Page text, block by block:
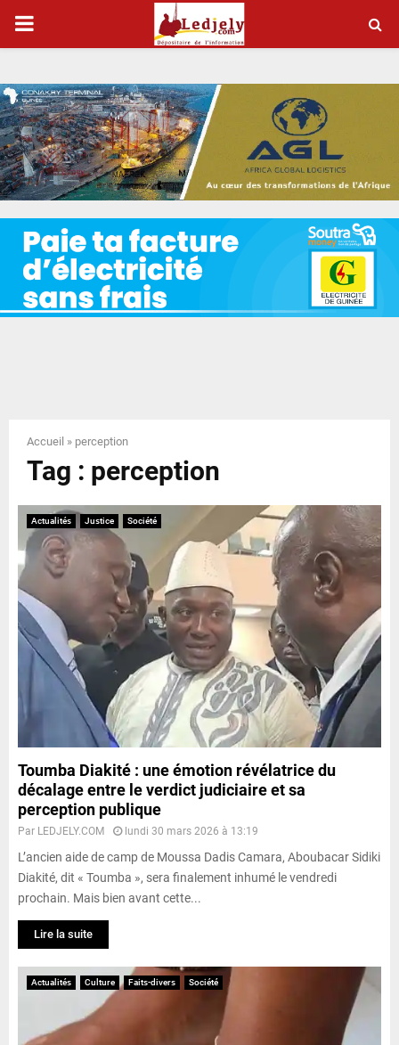
P
I
M
A
R
Y
N
U
Accueil » perception
Tag : perception
Actualités Justice Société
Toumba Diakité : une émotion révélatrice du
décalage entre le verdict judiciaire et sa
perception publique
Par LEDJELY.COM lundi 30 mars 2026 à 13:19
L’ancien aide de camp de Moussa Dadis Camara, Aboubacar Sidiki
Diakité, dit « Toumba », sera finalement inhumé le vendredi
prochain. Mais bien avant cette...
Lire la suite
Actualités Culture Faits-divers Société